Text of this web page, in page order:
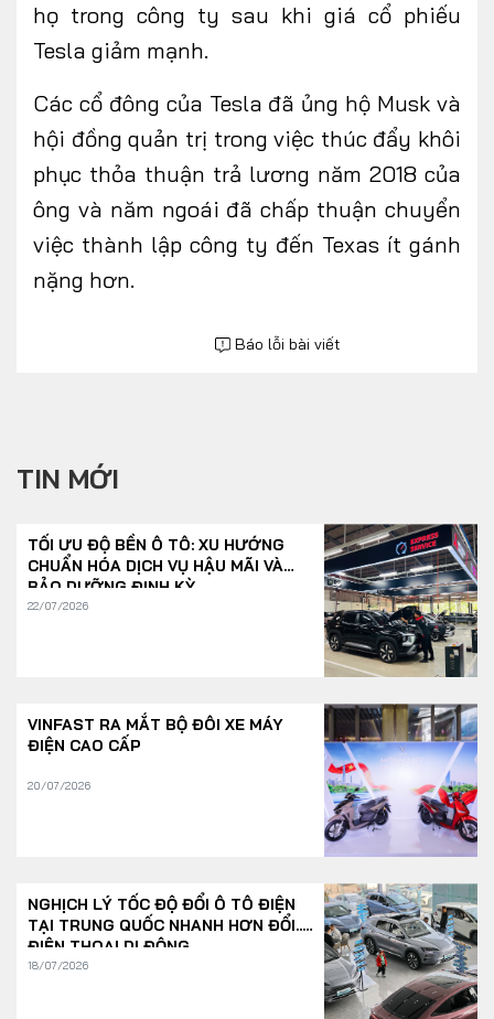
họ trong công ty sau khi giá cổ phiếu
Tesla giảm mạnh.
Các cổ đông của Tesla đã ủng hộ Musk và
hội đồng quản trị trong việc thúc đẩy khôi
phục thỏa thuận trả lương năm 2018 của
ông và năm ngoái đã chấp thuận chuyển
việc thành lập công ty đến Texas ít gánh
nặng hơn.
Báo lỗi bài viết
TIN MỚI
TỐI ƯU ĐỘ BỀN Ô TÔ: XU HƯỚNG
CHUẨN HÓA DỊCH VỤ HẬU MÃI VÀ
BẢO DƯỠNG ĐỊNH KỲ
22/07/2026
VINFAST RA MẮT BỘ ĐÔI XE MÁY
ĐIỆN CAO CẤP
20/07/2026
NGHỊCH LÝ TỐC ĐỘ ĐỔI Ô TÔ ĐIỆN
TẠI TRUNG QUỐC NHANH HƠN ĐỔI...
ĐIỆN THOẠI DI ĐỘNG
18/07/2026